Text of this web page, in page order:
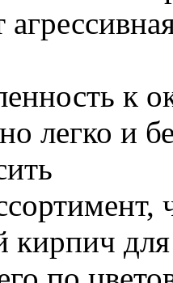
к
легко и
кирпич